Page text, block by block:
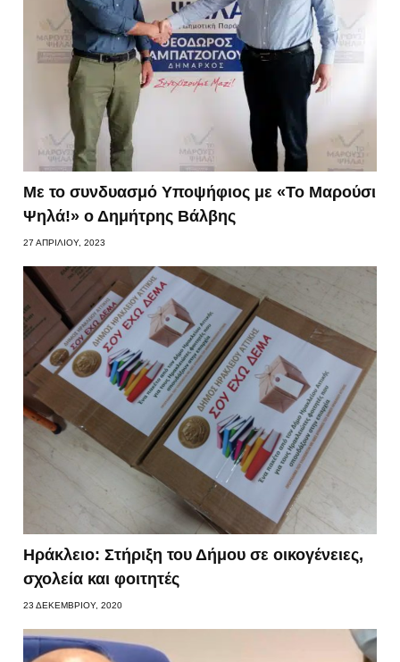
Με το συνδυασμό Υποψήφιος με «Το Μαρούσι
Ψηλά!» ο Δημήτρης Βάλβης
27 ΑΠΡΙΛΊΟΥ, 2023
Ηράκλειο: Στήριξη του Δήμου σε οικογένειες,
σχολεία και φοιτητές
23 ΔΕΚΕΜΒΡΊΟΥ, 2020